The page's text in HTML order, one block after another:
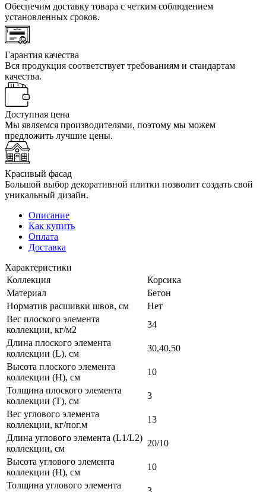
Обеспечим доставку товара с четким соблюдением
установленных сроков.
Гарантия качества
Вся продукция соответствует требованиям и стандартам
качества.
Доступная цена
Мы являемся производителями, поэтому мы можем
предложить лучшие цены.
Красивый фасад
Большой выбор декоративной плитки позволит создать свой
уникальный дизайн.
Описание
Как купить
Оплата
Доставка
Характеристики
Коллекция
Корсика
Материал
Бетон
Норматив расшивки швов, см
Нет
Вес плоского элемента
коллекции, кг/м2
34
Длина плоского элемента
коллекции (L), см
30,40,50
Высота плоского элемента
коллекции (H), см
10
Толщина плоского элемента
коллекции (T), см
3
Вес углового элемента
коллекции, кг/пог.м
13
Длина углового элемента (L1/L2)
коллекции, см
20/10
Высота углового элемента
коллекции (H), см
10
Толщина углового элемента